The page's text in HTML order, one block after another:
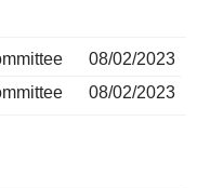
08/02/2023
08/02/2023